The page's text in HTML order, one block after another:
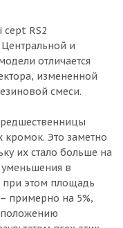
RS2
и
отличается
измененной
смеси.
Это заметно
их стало больше на
уменьшения в
при этом площадь
примерно на 5%,